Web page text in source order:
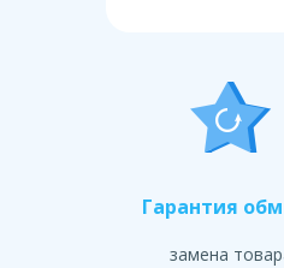
Гарантия
замена